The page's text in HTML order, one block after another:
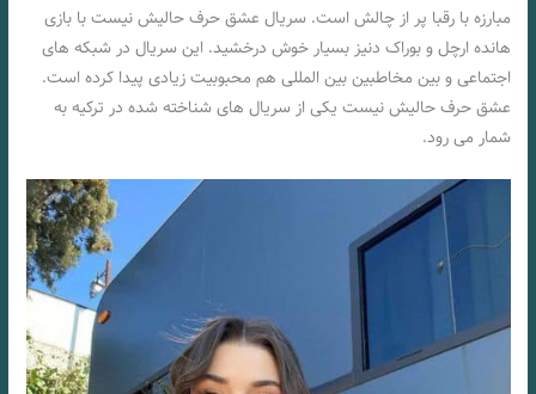
مبارزه با رقبا پر از چالش است. سریال عشق حرف حالیش نیست با بازی
هانده ارچل و بوراک دنیز بسیار خوش درخشید. این سریال در شبکه‌ های
اجتماعی و بین مخاطبین بین‌ المللی هم محبوبیت زیادی پیدا کرده است.
عشق حرف حالیش نیست یکی از سریال‌ های شناخته شده‌ در ترکیه به
شمار می‌ رود.